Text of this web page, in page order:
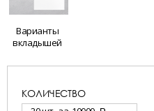
Варианты
вкладышей
КОЛИЧЕСТВО